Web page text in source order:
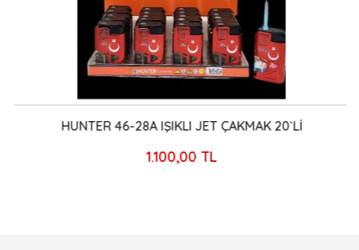
HUNTER 46-28A IŞIKLI JET ÇAKMAK 20`Lİ
1.100,00 TL